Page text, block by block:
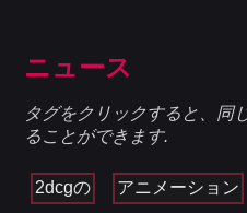
ニュース
タグをクリックすると、同
ることができます.
2dcgの アニメーション